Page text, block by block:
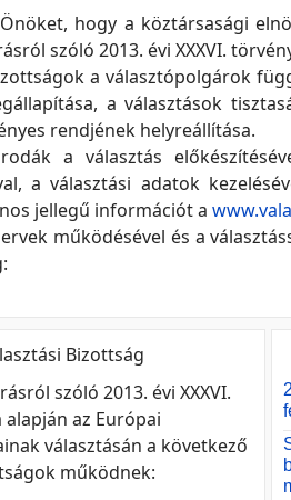
hogy a köztársasági
szóló 2013. évi XXXVI.
a választópolgárok
a választások
rendjének helyreállítása.
a választás
a választási adatok
jellegű információt a
működésével és a
Bizottság
szóló 2013. évi XXXVI.
alapján az Európai
választásán a következő
működnek: